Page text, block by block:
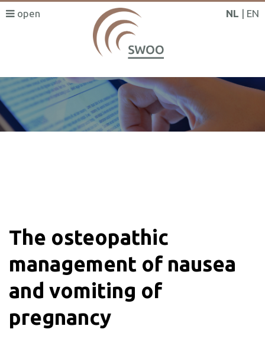
NL EN
The osteopathic
management of nausea
and vomiting of
pregnancy